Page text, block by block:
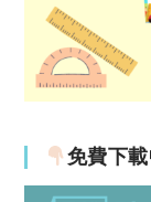
免費下